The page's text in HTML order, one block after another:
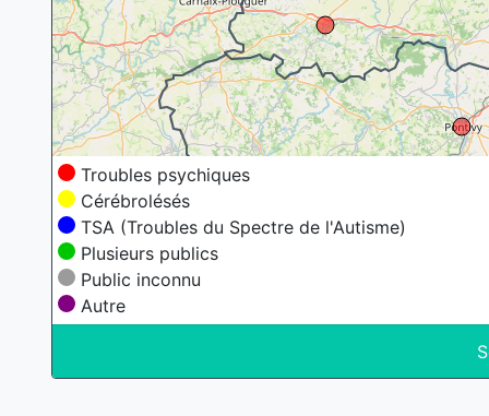
Troubles psychiques
Cérébrolésés
TSA (Troubles du Spectre de l'Autisme)
Plusieurs publics
Public inconnu
Autre